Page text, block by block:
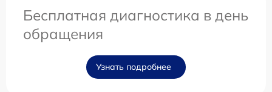
Бесплатная диагностика в день
обращения
Узнать подробнее